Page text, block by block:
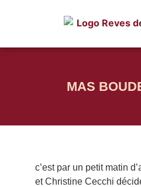
MAS
c’est par un petit matin
et Christine Cecchi